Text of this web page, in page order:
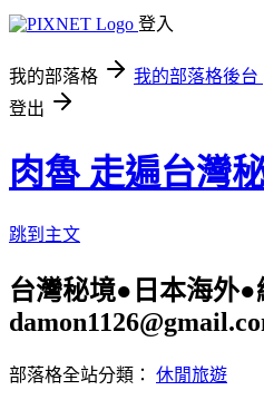
登入
我的部落格 我的部落格後台
登出
肉魯 走遍台灣
跳到主文
台灣秘境●日本海外●
部落格全站分類： 休閒旅遊